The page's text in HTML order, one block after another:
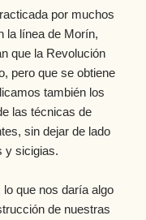
por muchos
la línea de Morín,
que la Revolución
pero que se obtiene
también los
las técnicas de
sin dejar de lado
y sicigias.
que nos daría algo
de nuestras